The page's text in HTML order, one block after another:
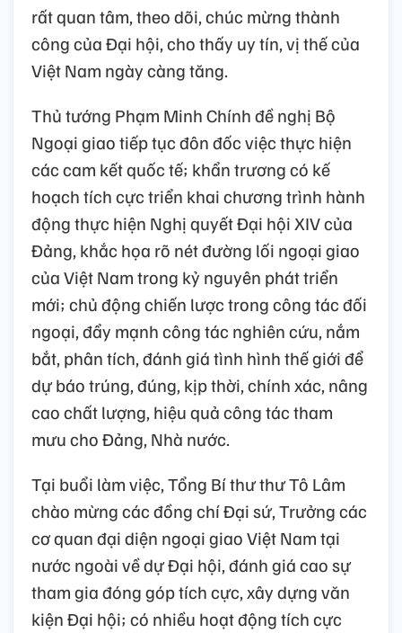
rất quan tâm, theo dõi, chúc mừng thành
công của Đại hội, cho thấy uy tín, vị thế của
Việt Nam ngày càng tăng.
Thủ tướng Phạm Minh Chính đề nghị Bộ
Ngoại giao tiếp tục đôn đốc việc thực hiện
các cam kết quốc tế; khẩn trương có kế
hoạch tích cực triển khai chương trình hành
động thực hiện Nghị quyết Đại hội XIV của
Đảng, khắc họa rõ nét đường lối ngoại giao
của Việt Nam trong kỷ nguyên phát triển
mới; chủ động chiến lược trong công tác đối
ngoại, đẩy mạnh công tác nghiên cứu, nắm
bắt, phân tích, đánh giá tình hình thế giới để
dự báo trúng, đúng, kịp thời, chính xác, nâng
cao chất lượng, hiệu quả công tác tham
mưu cho Đảng, Nhà nước.
Tại buổi làm việc, Tổng Bí thư thư Tô Lâm
chào mừng các đồng chí Đại sứ, Trưởng các
cơ quan đại diện ngoại giao Việt Nam tại
nước ngoài về dự Đại hội, đánh giá cao sự
tham gia đóng góp tích cực, xây dựng văn
kiện Đại hội; có nhiều hoạt động tích cực